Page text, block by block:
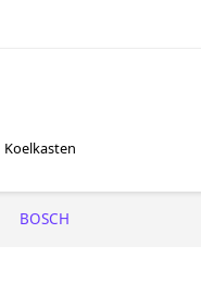
Koelkasten
BOSCH